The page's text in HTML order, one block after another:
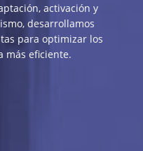
activación y
desarrollamos
para optimizar los
más eficiente.